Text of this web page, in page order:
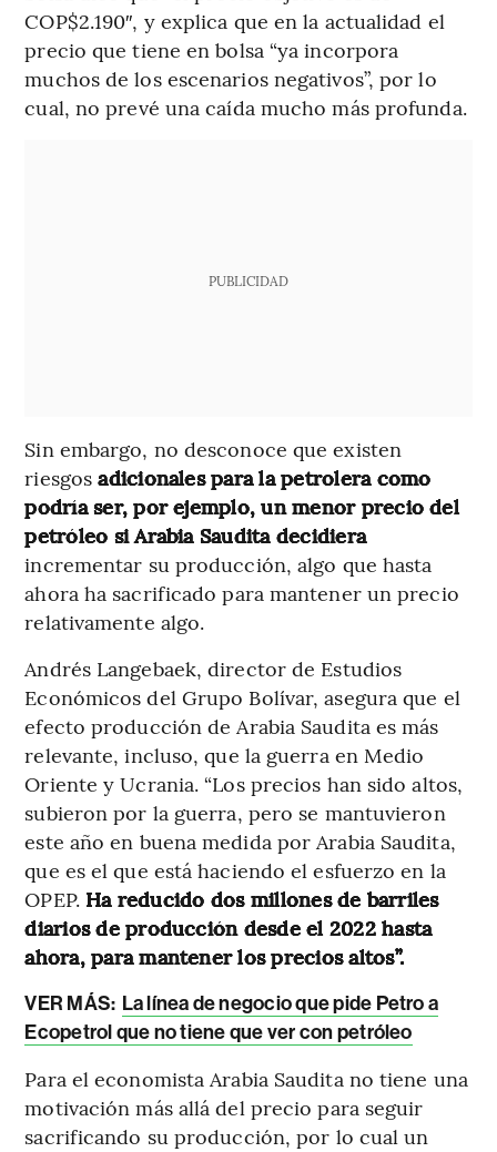
COP$2.190″, y explica que en la actualidad el
precio que tiene en bolsa “ya incorpora
muchos de los escenarios negativos”, por lo
cual, no prevé una caída mucho más profunda.
PUBLICIDAD
Sin embargo, no desconoce que existen
riesgos adicionales para la petrolera como
podría ser, por ejemplo, un menor precio del
petróleo si Arabia Saudita decidiera
incrementar su producción, algo que hasta
ahora ha sacrificado para mantener un precio
relativamente algo.
Andrés Langebaek, director de Estudios
Económicos del Grupo Bolívar, asegura que el
efecto producción de Arabia Saudita es más
relevante, incluso, que la guerra en Medio
Oriente y Ucrania. “Los precios han sido altos,
subieron por la guerra, pero se mantuvieron
este año en buena medida por Arabia Saudita,
que es el que está haciendo el esfuerzo en la
OPEP. Ha reducido dos millones de barriles
diarios de producción desde el 2022 hasta
ahora, para mantener los precios altos”.
VER MÁS: La línea de negocio que pide Petro a
Ecopetrol que no tiene que ver con petróleo
Para el economista Arabia Saudita no tiene una
motivación más allá del precio para seguir
sacrificando su producción, por lo cual un